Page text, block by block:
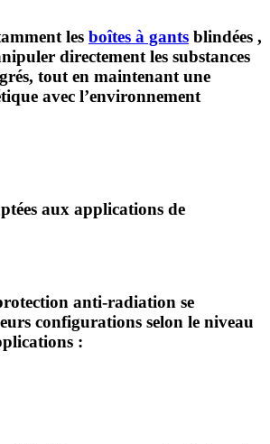
les boîtes à gants blindées ,
directement les substances
tout en maintenant une
avec l’environnement
aux applications de
anti-radiation se
configurations selon le niveau
: